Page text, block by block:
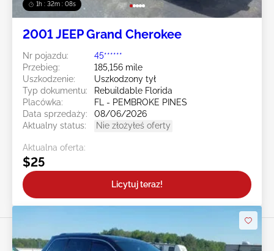
1h : 32m : 05s
2001 JEEP Grand Cherokee
Nr pojazdu:
45******
Przebieg:
185,156 mile
Uszkodzenie:
Uszkodzony tył
Typ dokumentu:
Rebuildable Florida
Placówka:
FL - PEMBROKE PINES
Data sprzedaży:
08/06/2026
Aktualny status:
Nie złożyłeś oferty
Aktualna oferta:
$25
Licytuj teraz!